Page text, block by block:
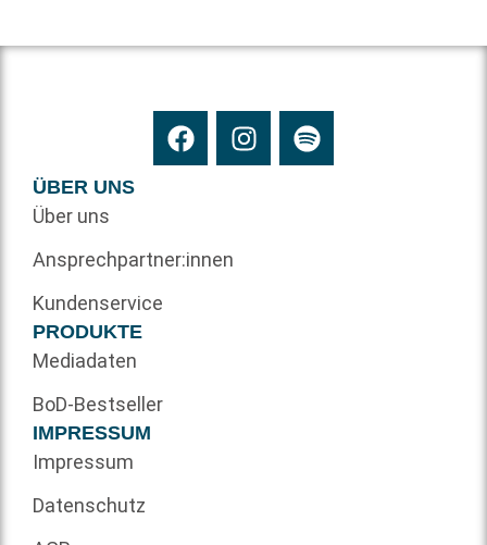
ÜBER UNS
Über uns
Ansprechpartner:innen
Kundenservice
PRODUKTE
Mediadaten
BoD-Bestseller
IMPRESSUM
Impressum
Datenschutz